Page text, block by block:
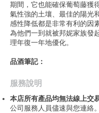
期間，它也能確保葡萄藤獲
氣性強的土壤、最佳的陽光
感性降低都是非常有利的因
為他們一到就被邦妮家族發
理年復一年地優化。
品酒筆記：
​服務說明
本店所有產品均無法線上交
公司服務人員儘速與您連絡